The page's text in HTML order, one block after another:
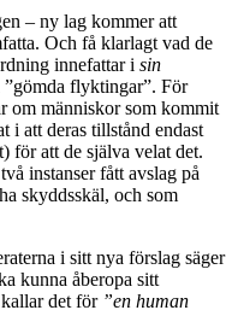
– ny lag kommer att
Och få klarlagt vad de
innefattar i sin
”gömda flyktingar”. För
om människor som kommit
i att deras tillstånd endast
för att de själva velat det.
instanser fått avslag på
skyddsskäl, och som
i sitt nya förslag säger
kunna åberopa sitt
det för”en human